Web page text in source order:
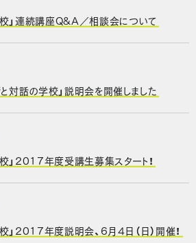
」連続講座Q&A／相談会について
話の学校」説明会を開催しました
」2017年度受講生募集スタート！
」2017年度説明会、6月4日（日）開催！